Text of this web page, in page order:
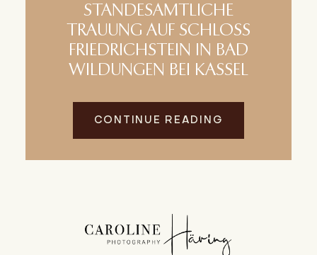
STANDESAMTLICHE
TRAUUNG AUF SCHLOSS
FRIEDRICHSTEIN IN BAD
WILDUNGEN BEI KASSEL
CONTINUE READING